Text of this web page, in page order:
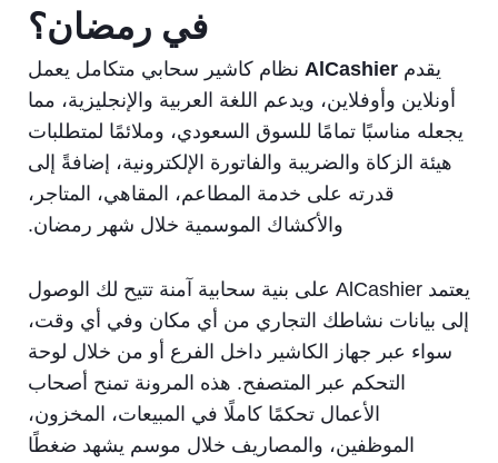
في رمضان؟
يقدم AlCashier نظام كاشير سحابي متكامل يعمل
أونلاين وأوفلاين، ويدعم اللغة العربية والإنجليزية، مما
يجعله مناسبًا تمامًا للسوق السعودي، وملائمًا لمتطلبات
هيئة الزكاة والضريبة والفاتورة الإلكترونية، إضافةً إلى
قدرته على خدمة المطاعم، المقاهي، المتاجر،
والأكشاك الموسمية خلال شهر رمضان.
يعتمد AlCashier على بنية سحابية آمنة تتيح لك الوصول
إلى بيانات نشاطك التجاري من أي مكان وفي أي وقت،
سواء عبر جهاز الكاشير داخل الفرع أو من خلال لوحة
التحكم عبر المتصفح. هذه المرونة تمنح أصحاب
الأعمال تحكمًا كاملًا في المبيعات، المخزون،
الموظفين، والمصاريف خلال موسم يشهد ضغطًا